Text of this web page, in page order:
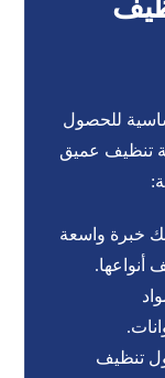
للحصول
تنظيف عميق
خبرة واسعة
أنواعها.
تنظيف